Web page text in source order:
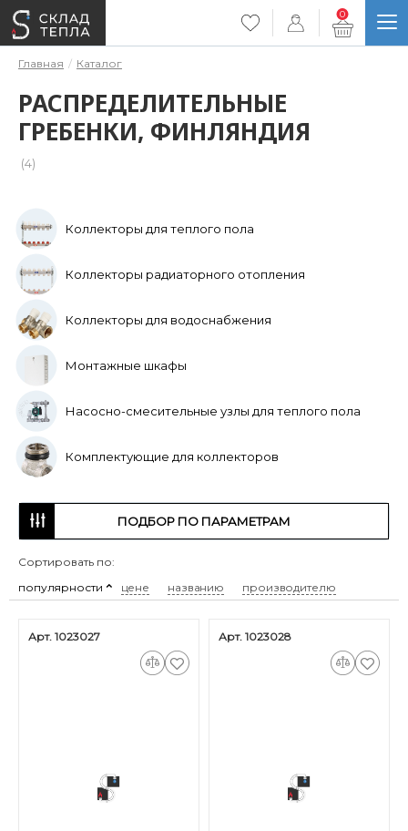
0
Главная Каталог
РАСПРЕДЕЛИТЕЛЬНЫЕ
ГРЕБЕНКИ, ФИНЛЯНДИЯ
(4)
Коллекторы для теплого пола
Коллекторы радиаторного отопления
Коллекторы для водоснабжения
Монтажные шкафы
Насосно-смесительные узлы для теплого пола
Комплектующие для коллекторов
ПОДБОР ПО ПАРАМЕТРАМ
Сортировать по:
популярности
цене названию производителю
Арт. 1023027 Арт. 1023028